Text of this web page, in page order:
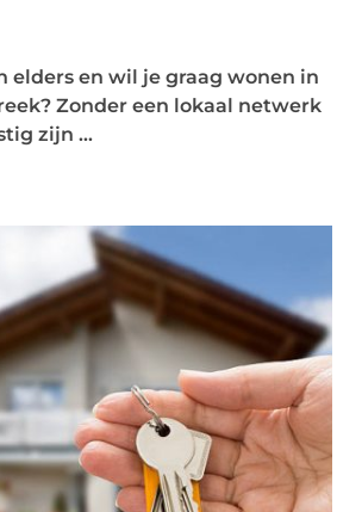
elders en wil je graag wonen in
Zonder een lokaal netwerk
zijn ...